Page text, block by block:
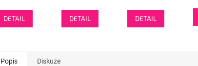
DETAIL DETAIL DETAIL
Popis Diskuze